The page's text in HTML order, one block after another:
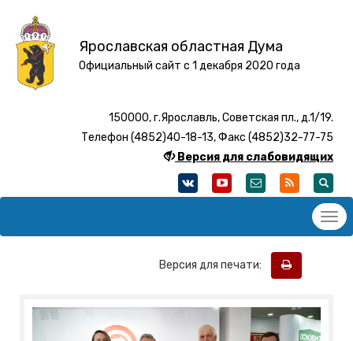
Ярославская областная Дума
Официальный сайт с 1 декабря 2020 года
150000, г.Ярославль, Советская пл., д.1/19.
Телефон (4852)40-18-13, Факс (4852)32-77-75
Версия для слабовидящих
Версия для печати: